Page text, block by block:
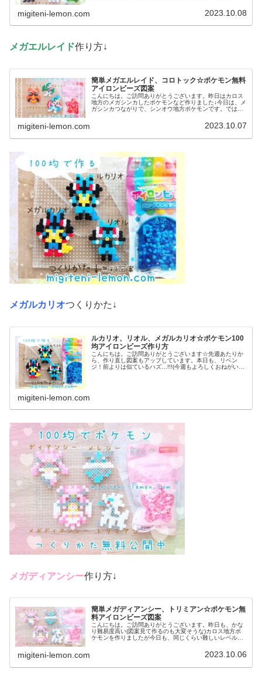
migiteni-lemon.com 2023.10.08
メガエルレイド作り方↓
簡単メガエルレイド、コロトック☆ポケモン無料
アイロンビーズ図案
こんにちは。ご訪問ありがとうございます。昨日はカロス
地方のメガシンカしたポケモンなど作りました↓今日は、メ
ガシンカつながりで、シンオウ地方ポケモンです。では、
migiteni-lemon.com 2023.10.07
メガルカリオつくりかた↓
ルカリオ、リオル、メガルカリオ☆ポケモン100
均アイロンビーズ作り方
こんにちは。ご訪問ありがとうございます☆先週あたりか
ら、作り直し図案もアップしています。本日も、リベン
ジ！前よりは似ているハズ…!!!(今週もよろしくおねがいし
migiteni-lemon.com
メガディアンシー作り方↓
簡単メガディアンシー、トリミアン☆ポケモン無
料アイロンビーズ図案
こんにちは。ご訪問ありがとうございます。昨日も、かな
り難易度高い(図案見て作るのも大変そうな)カロス地方ポ
ケモンを作りましたが今日も、同じくらい難しいレベルの
migiteni-lemon.com 2023.10.06